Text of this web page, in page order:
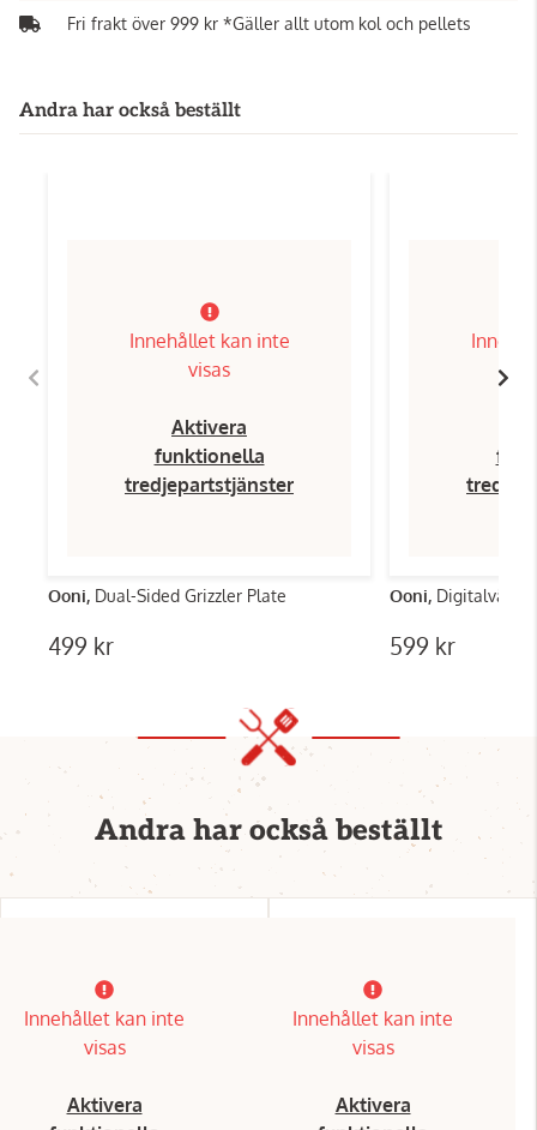
Fri frakt över 999 kr *Gäller allt utom kol och pellets
Andra har också beställt
Innehållet kan inte
visas
Aktivera
funktionella
tredjepartstjänster
Ooni, Dual-Sided Grizzler Plate
499 kr
Ooni, Digitalvåg
599 kr
Andra har också beställt
Innehållet kan inte
visas
Aktivera
Innehållet kan inte
visas
Aktivera